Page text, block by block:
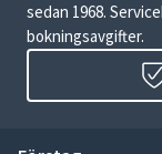
sedan 1968.
bokningsavgifter.